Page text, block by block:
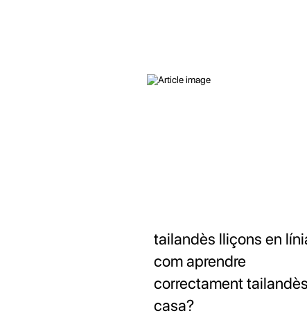
tailandès lliçons en
com aprendre
correctament
casa?